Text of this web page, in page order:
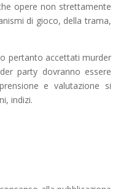
opere non strettamente
di gioco, della trama,
pertanto accettati murder
party dovranno essere
e valutazione si
indizi.